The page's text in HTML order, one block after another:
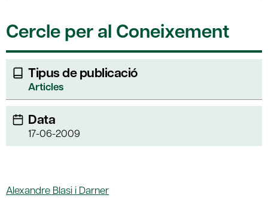
Cercle per al Coneixement
Tipus de publicació
Articles
Data
17-06-2009
Alexandre Blasi i Darner